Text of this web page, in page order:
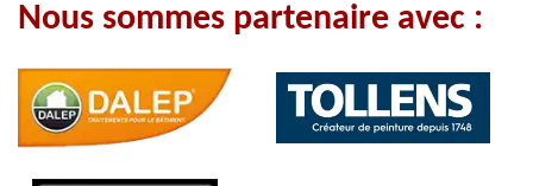
Nous sommes partenaire avec :